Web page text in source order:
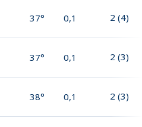
37° 0,1 2 (4)
37° 0,1 2 (3)
38° 0,1 2 (3)